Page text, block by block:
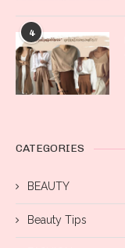
4
CATEGORIES
BEAUTY
Beauty Tips